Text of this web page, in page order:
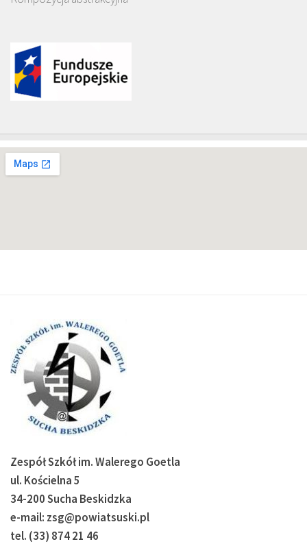
Zespół Szkół im. Walerego Goetla
ul. Kościelna 5
34-200 Sucha Beskidzka
e-mail: zsg@powiatsuski.pl
tel. (33) 874 21 46